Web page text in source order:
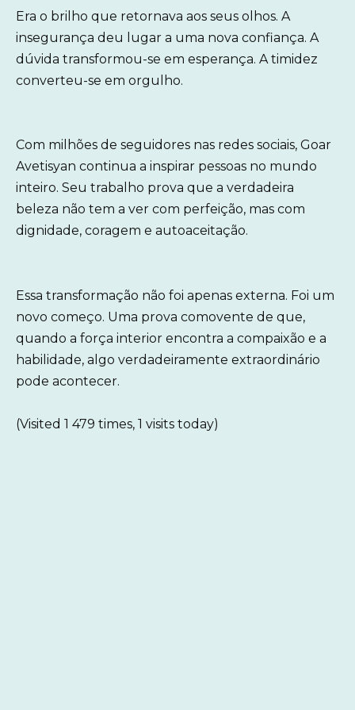
Era o brilho que retornava aos seus olhos. A
insegurança deu lugar a uma nova confiança. A
dúvida transformou-se em esperança. A timidez
converteu-se em orgulho.
Com milhões de seguidores nas redes sociais, Goar
Avetisyan continua a inspirar pessoas no mundo
inteiro. Seu trabalho prova que a verdadeira
beleza não tem a ver com perfeição, mas com
dignidade, coragem e autoaceitação.
Essa transformação não foi apenas externa. Foi um
novo começo. Uma prova comovente de que,
quando a força interior encontra a compaixão e a
habilidade, algo verdadeiramente extraordinário
pode acontecer.
(Visited 1 479 times, 1 visits today)